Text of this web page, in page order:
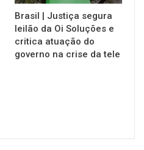
Brasil | Justiça segura
leilão da Oi Soluções e
critica atuação do
governo na crise da tele